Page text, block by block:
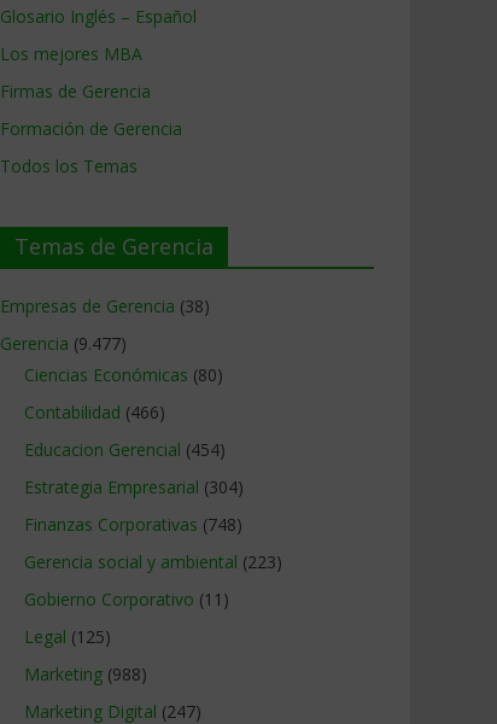
Glosario Inglés – Español
Los mejores MBA
Firmas de Gerencia
Formación de Gerencia
Todos los Temas
Temas de Gerencia
Empresas de Gerencia (38)
Gerencia (9.477)
Ciencias Económicas (80)
Contabilidad (466)
Educacion Gerencial (454)
Estrategia Empresarial (304)
Finanzas Corporativas (748)
Gerencia social y ambiental (223)
Gobierno Corporativo (11)
Legal (125)
Marketing (988)
Marketing Digital (247)